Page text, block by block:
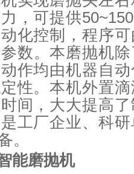
，可提供50~15
化控制，程序
数。本磨抛机
作均由机器自
性。本机外置
间，大大提高
工厂企业、科
。
能磨抛机